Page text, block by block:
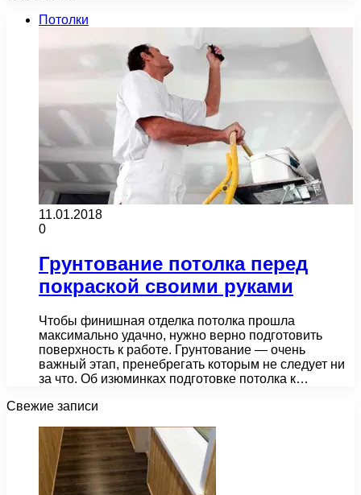
Потолки
11.01.2018
0
Грунтование потолка перед
покраской своими руками
Чтобы финишная отделка потолка прошла
максимально удачно, нужно верно подготовить
поверхность к работе. Грунтование — очень
важный этап, пренебрегать которым не следует ни
за что. Об изюминках подготовке потолка к…
Свежие записи